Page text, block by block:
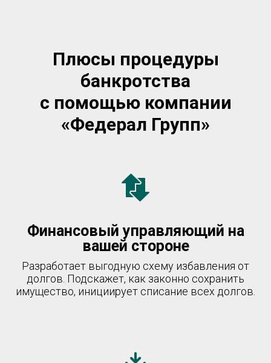
Плюсы процедуры
банкротства
с помощью компании
«Федерал Групп»
Финансовый управляющий на
вашей стороне
Разработает выгодную схему избавления от
долгов. Подскажет, как законно сохранить
имущество, инициирует списание всех долгов.